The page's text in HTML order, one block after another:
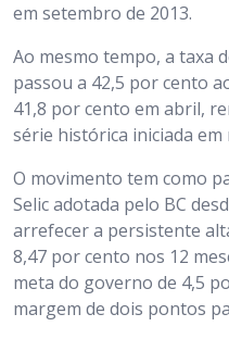
em setembro de 2013.
Ao mesmo tempo, a taxa
passou a 42,5 por cento
41,8 por cento em abril,
série histórica iniciada em
O movimento tem como
Selic adotada pelo BC
arrefecer a persistente
8,47 por cento nos 12
meta do governo de 4,5
margem de dois pontos